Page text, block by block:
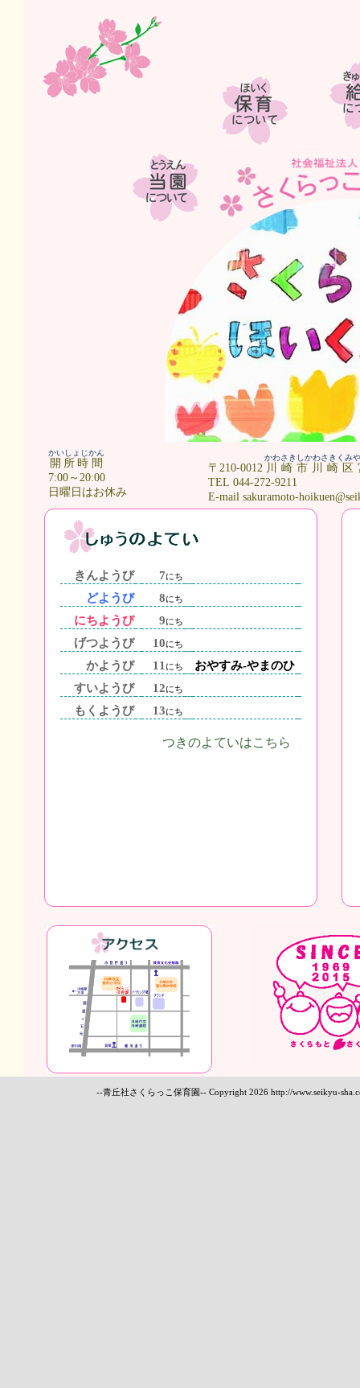
開所時間
かいしょじかん
7:00～20:00
日曜日はお休み
〒210-0012 川崎市川崎区
かわさきしかわさきくみ
TEL 044-272-9211
E-mail sakuramoto-
きんようび 7にち
どようび 8にち
にちようび 9にち
げつようび 10にち
かようび 11 にち
おやすみ-やまのひ
すいようび
12にち
もくようび 13にち
つきのよていはこちら
--青丘社さくらっこ保育園-- Copyright 2026 http://www.seikyu-